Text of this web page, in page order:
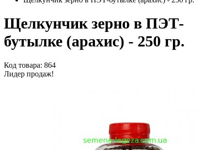
Щелкунчик зерно в ПЭТ-
бутылке (арахис) - 250 гр.
Код товара: 864
Лидер продаж!